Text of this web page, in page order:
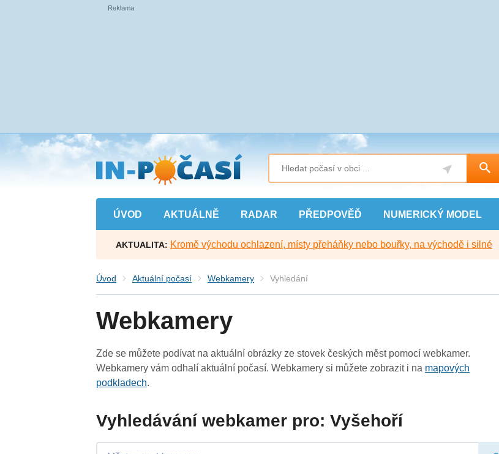
Přejít
na
hlavní
obsah
ÚVOD AKTUÁLNĚ RADAR PŘEDPOVĚĎ NUMERICKÝ MODEL
AKTUALITA: Kromě východu ochlazení, místy přeháňky nebo bouřky, na východě i silné
Úvod Aktuální počasí Webkamery Vyhledání
Webkamery
Zde se můžete podívat na aktuální obrázky ze stovek českých měst pomocí webkamer.
Webkamery vám odhalí aktuální počasí. Webkamery si můžete zobrazit i na mapových
podkladech.
Vyhledávání webkamer pro: Vyšehoří